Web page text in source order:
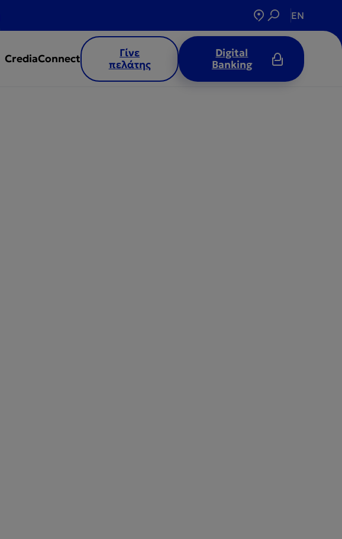
EN
CrediaConnect
Γίνε
πελάτης
Digital
Banking